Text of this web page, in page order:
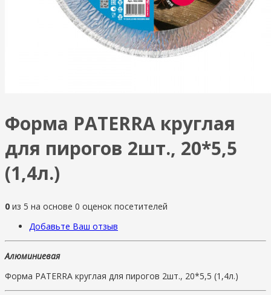
Форма PATERRA круглая
для пирогов 2шт., 20*5,5
(1,4л.)
0 из 5 на основе 0 оценок посетителей
Добавьте Ваш отзыв
Алюминиевая
Форма PATERRA круглая для пирогов 2шт., 20*5,5 (1,4л.)